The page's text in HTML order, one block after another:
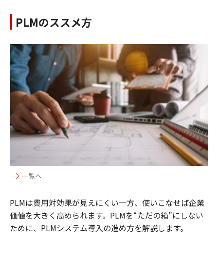
PLMのススメ方
一覧へ
PLMは費用対効果が見えにくい一方、使いこなせば企業
価値を大きく高められます。PLMを“ただの箱”にしない
ために、PLMシステム導入の進め方を解説します。